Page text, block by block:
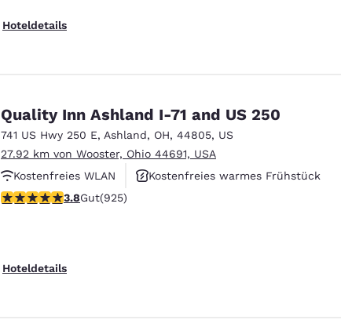
Hoteldetails
Quality Inn Ashland I-71 and US 250
741 US Hwy 250 E, Ashland, OH, 44805, US
27.92 km von Wooster, Ohio 44691, USA
Kostenfreies WLAN
Kostenfreies warmes Frühstück
Haustierfreundlich
3.8-Sterne-Bewertung. Gut. 925 Bewertungen
3.8Gut(925)
Hoteldetails